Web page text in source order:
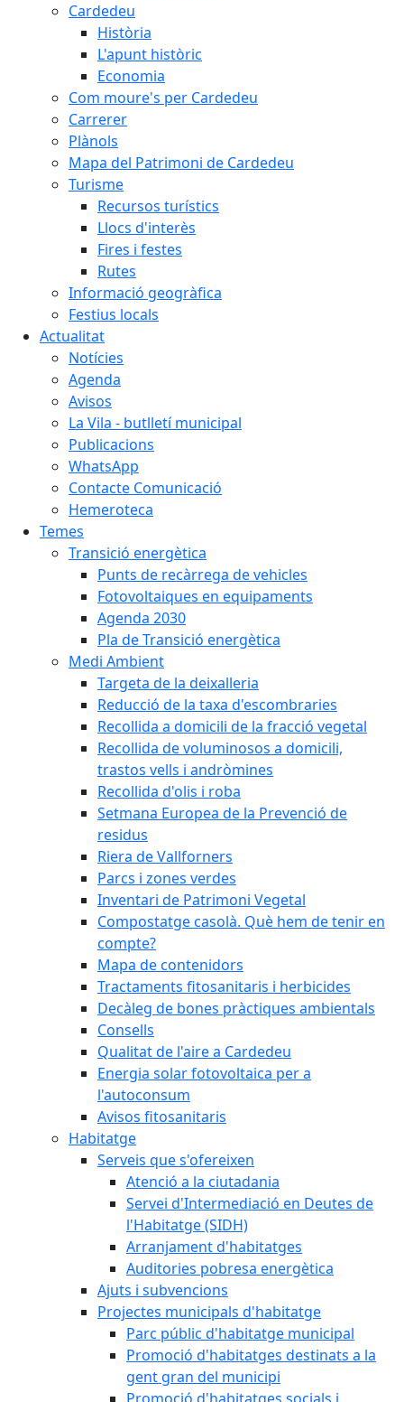
Cardedeu
Història
L'apunt històric
Economia
Com moure's per Cardedeu
Carrerer
Plànols
Mapa del Patrimoni de Cardedeu
Turisme
Recursos turístics
Llocs d'interès
Fires i festes
Rutes
Informació geogràfica
Festius locals
Actualitat
Notícies
Agenda
Avisos
La Vila - butlletí municipal
Publicacions
WhatsApp
Contacte Comunicació
Hemeroteca
Temes
Transició energètica
Punts de recàrrega de vehicles
Fotovoltaiques en equipaments
Agenda 2030
Pla de Transició energètica
Medi Ambient
Targeta de la deixalleria
Reducció de la taxa d'escombraries
Recollida a domicili de la fracció vegetal
Recollida de voluminosos a domicili,
trastos vells i andròmines
Recollida d'olis i roba
Setmana Europea de la Prevenció de
residus
Riera de Vallforners
Parcs i zones verdes
Inventari de Patrimoni Vegetal
Compostatge casolà. Què hem de tenir en
compte?
Mapa de contenidors
Tractaments fitosanitaris i herbicides
Decàleg de bones pràctiques ambientals
Consells
Qualitat de l'aire a Cardedeu
Energia solar fotovoltaica per a
l'autoconsum
Avisos fitosanitaris
Habitatge
Serveis que s'ofereixen
Atenció a la ciutadania
Servei d'Intermediació en Deutes de
l'Habitatge (SIDH)
Arranjament d'habitatges
Auditories pobresa energètica
Ajuts i subvencions
Projectes municipals d'habitatge
Parc públic d'habitatge municipal
Promoció d'habitatges destinats a la
gent gran del municipi